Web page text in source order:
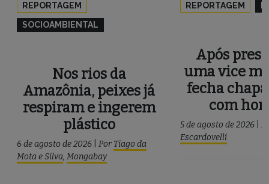
REPORTAGEM
SOCIOAMBIENTAL
Nos rios da
Amazônia, peixes já
respiram e ingerem
plástico
6 de agosto de 2026 Por Tiago da
Mota e Silva, Mongabay
REPORTAGEM
Após
uma vice
fecha
com
5 de agosto de 2026
Escardovelli